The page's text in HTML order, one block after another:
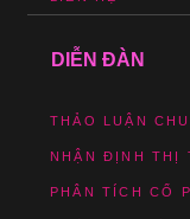
DIỄN ĐÀN
THẢO LUẬN
NHẬN ĐỊNH THỊ
PHÂN TÍCH CỔ